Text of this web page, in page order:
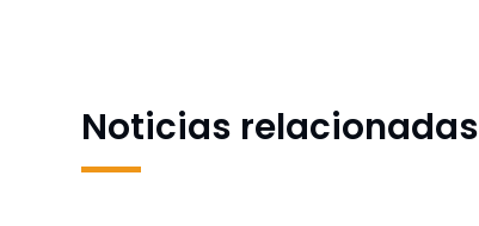
Noticias relacionadas